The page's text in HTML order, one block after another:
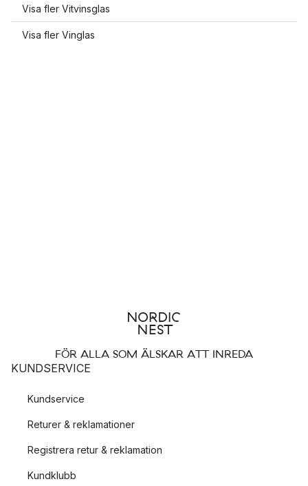
Visa fler Vitvinsglas
Visa fler Vinglas
FÖR ALLA SOM ÄLSKAR ATT INREDA
KUNDSERVICE
Kundservice
Returer & reklamationer
Registrera retur & reklamation
Kundklubb